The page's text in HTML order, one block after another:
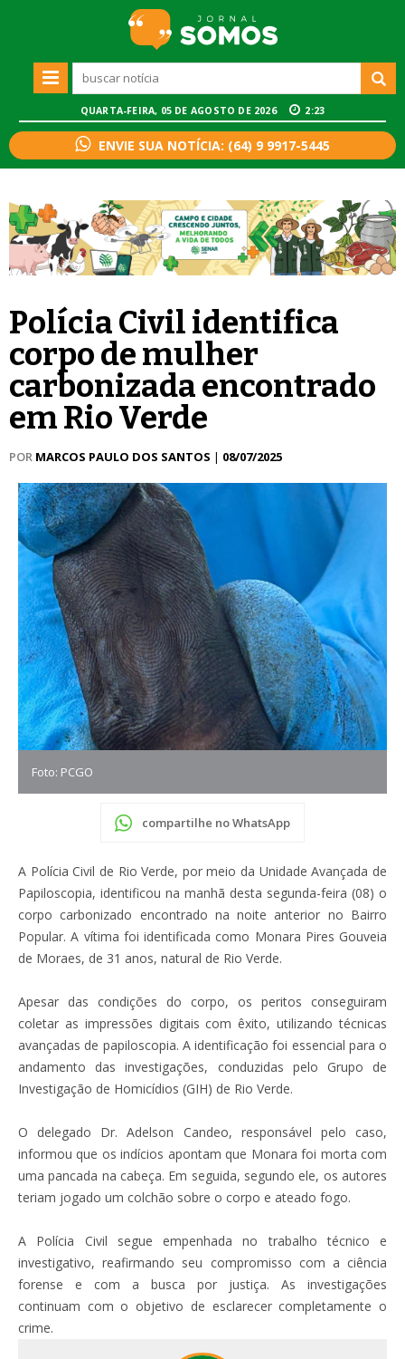
QUARTA-FEIRA, 05 DE AGOSTO DE 2026 2:23
ENVIE SUA NOTÍCIA: (64) 9 9917-5445
Polícia Civil identifica
corpo de mulher
carbonizada encontrado
em Rio Verde
POR MARCOS PAULO DOS SANTOS | 08/07/2025
Foto: PCGO
compartilhe no WhatsApp
A Polícia Civil de Rio Verde, por meio da Unidade Avançada de
Papiloscopia, identificou na manhã desta segunda-feira (08) o
corpo carbonizado encontrado na noite anterior no Bairro
Popular. A vítima foi identificada como Monara Pires Gouveia
de Moraes, de 31 anos, natural de Rio Verde.
Apesar das condições do corpo, os peritos conseguiram
coletar as impressões digitais com êxito, utilizando técnicas
avançadas de papiloscopia. A identificação foi essencial para o
andamento das investigações, conduzidas pelo Grupo de
Investigação de Homicídios (GIH) de Rio Verde.
O delegado Dr. Adelson Candeo, responsável pelo caso,
informou que os indícios apontam que Monara foi morta com
uma pancada na cabeça. Em seguida, segundo ele, os autores
teriam jogado um colchão sobre o corpo e ateado fogo.
A Polícia Civil segue empenhada no trabalho técnico e
investigativo, reafirmando seu compromisso com a ciência
forense e com a busca por justiça. As investigações
continuam com o objetivo de esclarecer completamente o
crime.